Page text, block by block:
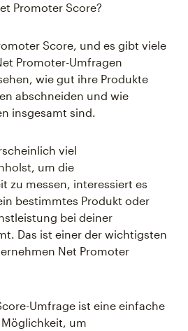
Promoter Score?
Score, und es gibt viele
Promoter-Umfragen
wie gut ihre Produkte
abschneiden und wie
insgesamt sind.
viel
um die
zu messen, interessiert es
bestimmtes Produkt oder
bei deiner
Das ist einer der wichtigsten
Net Promoter
Umfrage ist eine einfache
um